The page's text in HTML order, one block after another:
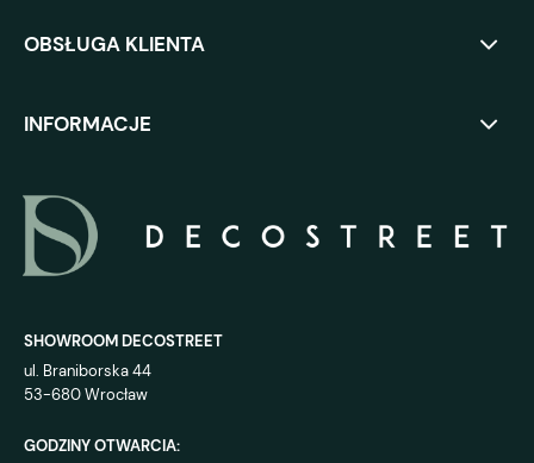
OBSŁUGA KLIENTA
INFORMACJE
SHOWROOM DECOSTREET
ul. Braniborska 44
53-680 Wrocław
GODZINY OTWARCIA: